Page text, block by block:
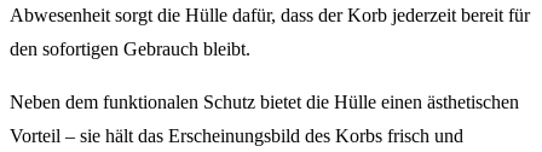
Abwesenheit sorgt die Hülle dafür, dass der Korb jederzeit bereit für
den sofortigen Gebrauch bleibt.
Neben dem funktionalen Schutz bietet die Hülle einen ästhetischen
Vorteil – sie hält das Erscheinungsbild des Korbs frisch und